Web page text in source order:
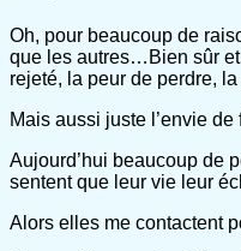
Oh, pour beaucoup de
que les autres…Bien sûr et
rejeté, la peur de perdre,
Mais aussi juste l’envie
Aujourd’hui beaucoup de
sentent que leur vie leur
Alors elles me contactent